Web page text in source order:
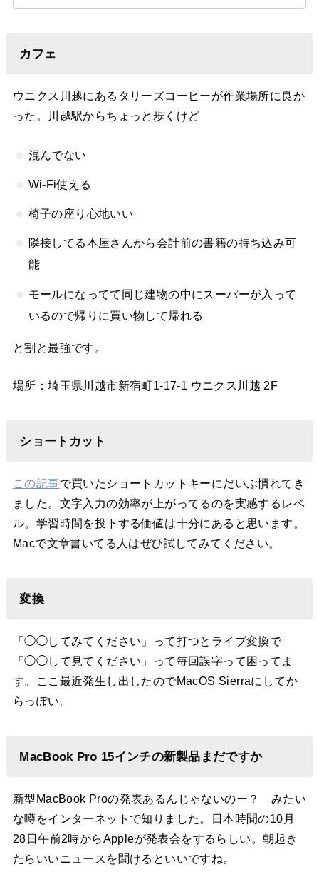
カフェ
ウニクス川越にあるタリーズコーヒーが作業場所に良か
った。川越駅からちょっと歩くけど
混んでない
Wi-Fi使える
椅子の座り心地いい
隣接してる本屋さんから会計前の書籍の持ち込み可
能
モールになってて同じ建物の中にスーパーが入って
いるので帰りに買い物して帰れる
と割と最強です。
場所：埼玉県川越市新宿町1-17-1 ウニクス川越 2F
ショートカット
この記事で買いたショートカットキーにだいぶ慣れてき
ました。文字入力の効率が上がってるのを実感するレベ
ル。学習時間を投下する価値は十分にあると思います。
Macで文章書いてる人はぜひ試してみてください。
変換
「◯◯してみてください」って打つとライブ変換で
「◯◯して見てください」って毎回誤字って困ってま
す。ここ最近発生し出したのでMacOS Sierraにしてか
らっぽい。
MacBook Pro 15インチの新製品まだですか
新型MacBook Proの発表あるんじゃないのー？ みたい
な噂をインターネットで知りました。日本時間の10月
28日午前2時からAppleが発表会をするらしい。朝起き
たらいいニュースを聞けるといいですね。